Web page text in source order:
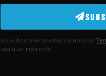
Ao subscrever aceitas os nossos
qualquer momento.